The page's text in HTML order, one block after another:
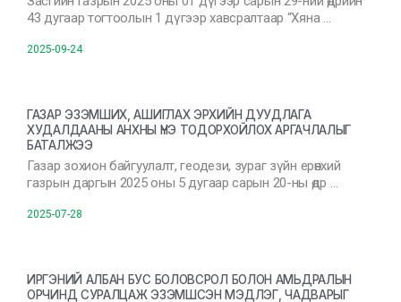
43 дугаар тогтоолын 1 дүгээр хавсралтаар “Хяна …
2025-09-24
ГАЗАР ЭЗЭМШИХ, АШИГЛАХ ЭРХИЙН ДУУДЛАГА
ХУДАЛДААНЫ АНХНЫ ҮНЭ ТОДОРХОЙЛОХ АРГАЧЛАЛЫГ
БАТАЛЖЭЭ
Газар зохион байгуулалт, геодези, зураг зүйн ерөнхий
газрын даргын 2025 оны 5 дугаар сарын 20-ны өдр …
2025-07-28
ИРГЭНИЙ АЛБАН БУС БОЛОВСРОЛ БОЛОН АМЬДРАЛЫН
ОРЧИНД СУРАЛЦАЖ ЭЗЭМШСЭН МЭДЛЭГ, ЧАДВАРЫГ